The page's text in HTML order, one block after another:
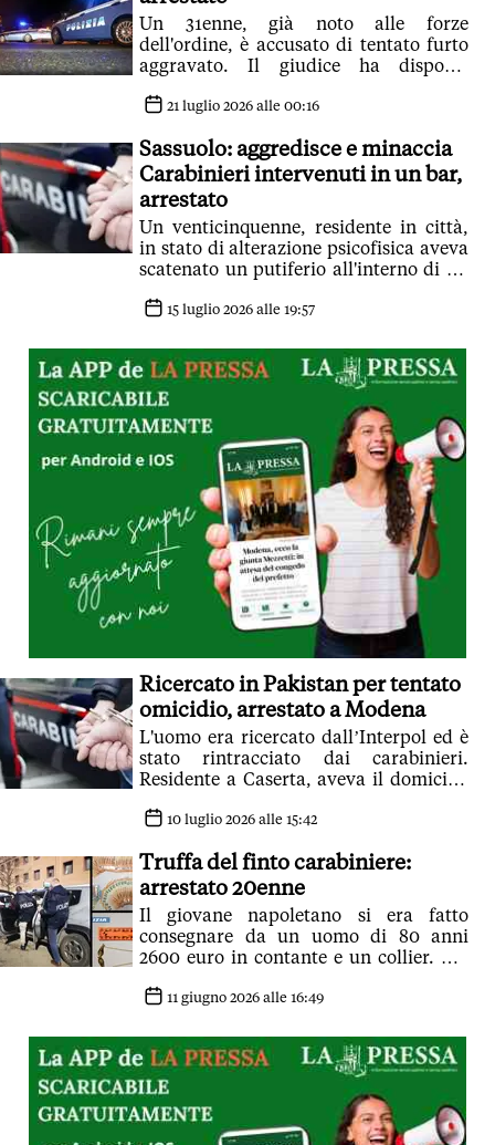
Un 31enne, già noto alle forze
dell'ordine, è accusato di tentato furto
aggravato. Il giudice ha disposto
21 luglio 2026 alle 00:16
Sassuolo: aggredisce e minaccia
Carabinieri intervenuti in un bar,
arrestato
Un venticinquenne, residente in città,
in stato di alterazione psicofisica aveva
scatenato un putiferio all'interno di un
disposto oggi gli arresti domiciliari
15 luglio 2026 alle 19:57
Ricercato in Pakistan per tentato
omicidio, arrestato a Modena
L'uomo era ricercato dall’Interpol ed è
stato rintracciato dai carabinieri.
Residente a Caserta, aveva il domicilio
Campogalliano, dove è stato raggiunto
10 luglio 2026 alle 15:42
Truffa del finto carabiniere:
arrestato 20enne
Il giovane napoletano si era fatto
consegnare da un uomo di 80 anni
2600 euro in contante e un collier. Per
di via da Modena per 4 anni
11 giugno 2026 alle 16:49